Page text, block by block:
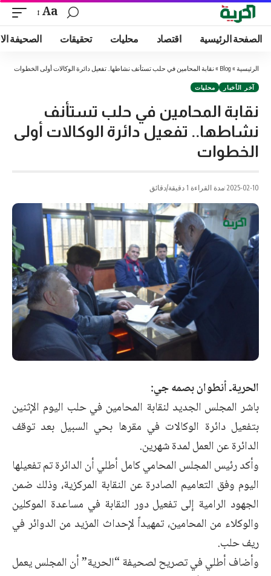
Aa
الصفحة الرئيسية اقتصاد محليات تحقيقات الصحيفة
الرئيسية »
Blog
» نقابة المحامين في حلب تستأنف نشاطها.. تفعيل دائرة الوكالات أولى الخطوات
آخر الأخبار محليات
نقابة المحامين في حلب تستأنف
نشاطها.. تفعيل دائرة الوكالات أولى
الخطوات
2025-02-10 مدة القراءة 1 دقيقة/دقائق
الحريةـ أنطوان بصمه جي:
باشر المجلس الجديد لنقابة المحامين في حلب اليوم الإثنين
بتفعيل دائرة الوكالات في مقرها بحي السبيل بعد توقف
الدائرة عن العمل لمدة شهرين.
وأكد رئيس المجلس المحامي كامل أطلي أن الدائرة تم تفعيلها
اليوم وفق التعاميم الصادرة عن النقابة المركزية، وذلك ضمن
الجهود الرامية إلى تفعيل دور النقابة في مساعدة الموكلين
والوكلاء من المحامين، تمهيداً لإحداث المزيد من الدوائر في
ريف حلب.
وأضاف أطلي في تصريح لصحيفة “الحرية” أن المجلس يعمل